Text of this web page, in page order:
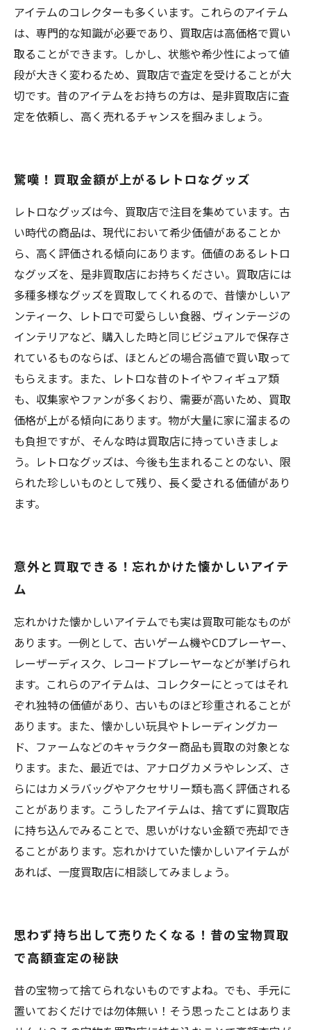
アイテムのコレクターも多くいます。これらのアイテム
は、専門的な知識が必要であり、買取店は高価格で買い
取ることができます。しかし、状態や希少性によって値
段が大きく変わるため、買取店で査定を受けることが大
切です。昔のアイテムをお持ちの方は、是非買取店に査
定を依頼し、高く売れるチャンスを掴みましょう。
驚嘆！買取金額が上がるレトロなグッズ
レトロなグッズは今、買取店で注目を集めています。古
い時代の商品は、現代において希少価値があることか
ら、高く評価される傾向にあります。価値のあるレトロ
なグッズを、是非買取店にお持ちください。買取店には
多種多様なグッズを買取してくれるので、昔懐かしいア
ンティーク、レトロで可愛らしい食器、ヴィンテージの
インテリアなど、購入した時と同じビジュアルで保存さ
れているものならば、ほとんどの場合高値で買い取って
もらえます。また、レトロな昔のトイやフィギュア類
も、収集家やファンが多くおり、需要が高いため、買取
価格が上がる傾向にあります。物が大量に家に溜まるの
も負担ですが、そんな時は買取店に持っていきましょ
う。レトロなグッズは、今後も生まれることのない、限
られた珍しいものとして残り、長く愛される価値があり
ます。
意外と買取できる！忘れかけた懐かしいアイテ
ム
忘れかけた懐かしいアイテムでも実は買取可能なものが
あります。一例として、古いゲーム機やCDプレーヤー、
レーザーディスク、レコードプレーヤーなどが挙げられ
ます。これらのアイテムは、コレクターにとってはそれ
ぞれ独特の価値があり、古いものほど珍重されることが
あります。また、懐かしい玩具やトレーディングカー
ド、ファームなどのキャラクター商品も買取の対象とな
ります。また、最近では、アナログカメラやレンズ、さ
らにはカメラバッグやアクセサリー類も高く評価される
ことがあります。こうしたアイテムは、捨てずに買取店
に持ち込んでみることで、思いがけない金額で売却でき
ることがあります。忘れかけていた懐かしいアイテムが
あれば、一度買取店に相談してみましょう。
思わず持ち出して売りたくなる！昔の宝物買取
で高額査定の秘訣
昔の宝物って捨てられないものですよね。でも、手元に
置いておくだけでは勿体無い！そう思ったことはありま